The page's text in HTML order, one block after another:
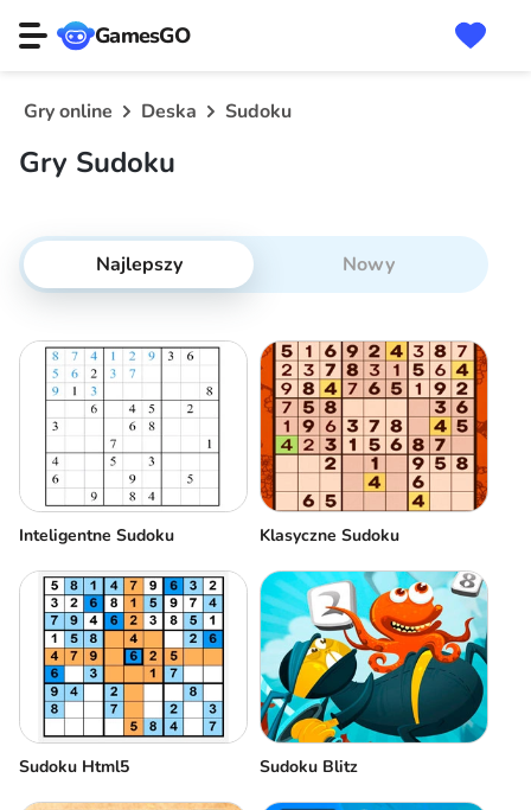
GamesGO
Gry online Deska Sudoku
Gry Sudoku
Najlepszy Nowy
Inteligentne Sudoku Klasyczne Sudoku
Sudoku Html5 Sudoku Blitz